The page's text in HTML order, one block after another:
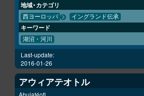
地域・カテゴリ
西ヨーロッパ イングランド伝承
キーワード
湖沼・河川
Last-update:
2016-01-26
アウィアテオトル
Ahuiatéotl